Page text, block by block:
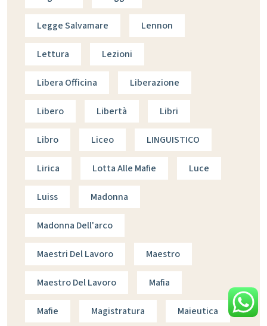
Legge Salvamare Lennon
Lettura Lezioni
Libera Officina Liberazione
Libero Libertà Libri
Libro Liceo LINGUISTICO
Lirica Lotta Alle Mafie Luce
Luiss Madonna
Madonna Dell'arco
Maestri Del Lavoro Maestro
Maestro Del Lavoro Mafia
Mafie Magistratura Maieutica